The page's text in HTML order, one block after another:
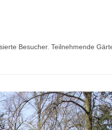
Besucher. Teilnehmende